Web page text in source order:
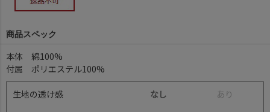
商品スペック
本体 綿100%
付属 ポリエステル100%
生地の透け感 なし あ り